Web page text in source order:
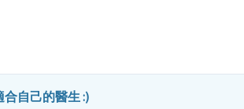
合自己的醫生 :)